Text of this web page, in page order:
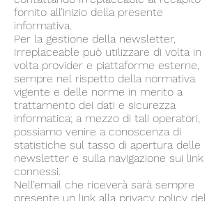
fornito all’inizio della presente
informativa.
Per la gestione della newsletter,
Irreplaceable può utilizzare di volta in
volta provider e piattaforme esterne,
sempre nel rispetto della normativa
vigente e delle norme in merito a
trattamento dei dati e sicurezza
informatica; a mezzo di tali operatori,
possiamo venire a conoscenza di
statistiche sul tasso di apertura delle
newsletter e sulla navigazione sui link
connessi.
Nell’email che riceverà sarà sempre
presente un link alla privacy policy del